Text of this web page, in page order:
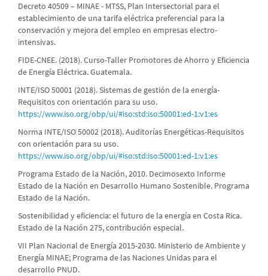
Decreto 40509 – MINAE - MTSS, Plan Intersectorial para el
establecimiento de una tarifa eléctrica preferencial para la
conservación y mejora del empleo en empresas electro-
intensivas.
FIDE-CNEE. (2018). Curso-Taller Promotores de Ahorro y Eficiencia
de Energía Eléctrica. Guatemala.
INTE/ISO 50001 (2018). Sistemas de gestión de la energía-
Requisitos con orientación para su uso.
https://www.iso.org/obp/ui/#iso:std:iso:50001:ed-1:v1:es
Norma INTE/ISO 50002 (2018). Auditorías Energéticas-Requisitos
con orientación para su uso.
https://www.iso.org/obp/ui/#iso:std:iso:50001:ed-1:v1:es
Programa Estado de la Nación, 2010. Decimosexto Informe
Estado de la Nación en Desarrollo Humano Sostenible. Programa
Estado de la Nación.
Sostenibilidad y eficiencia: el futuro de la energía en Costa Rica.
Estado de la Nación 275, contribución especial.
VII Plan Nacional de Energía 2015-2030. Ministerio de Ambiente y
Energía MINAE; Programa de las Naciones Unidas para el
desarrollo PNUD.